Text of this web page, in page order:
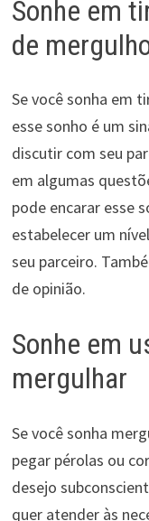
Sonhe em
de
Se você sonha em
esse sonho é um
discutir com seu
em algumas
pode encarar esse
estabelecer um
seu parceiro.
de opinião.
Sonhe em
mergulhar
Se você sonha
pegar pérolas ou
desejo
quer atender às